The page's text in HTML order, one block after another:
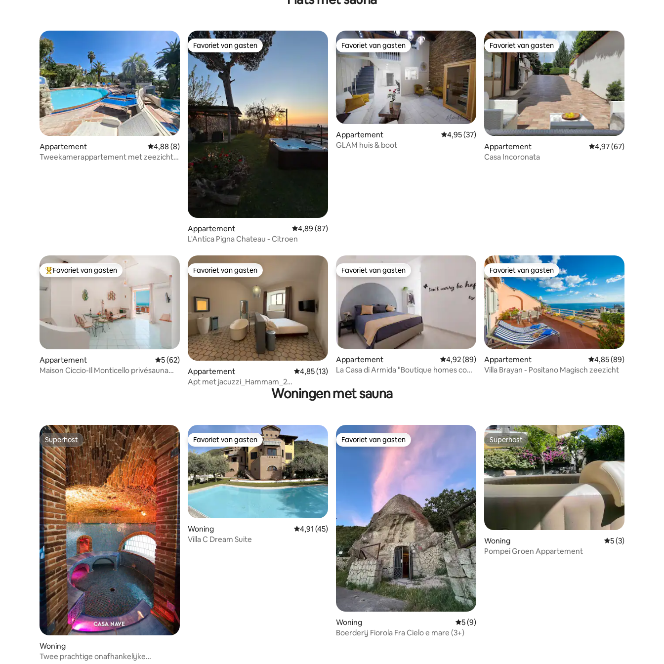
Appartement Gemiddelde beoordeling van 4,88 uit 5, 8 recensies
4,88 (8)
Tweekamerappartement met zeezicht,
Favoriet van gasten
Favoriet van gasten
Appartement Gemiddelde beoordeling van 4,89 uit 5, 87 recensies
4,89 (87)
L'Antica Pigna Chateau - Citroen
Favoriet van gasten
Favoriet van gasten
Appartement Gemiddelde beoordeling van 4,95 uit 5, 37 recensies
4,95 (37)
GLAM huis & boot
Favoriet van gasten
Favoriet van gasten
Appartement Gemiddelde
4,97 (67)
Casa Incoronata
Topfavoriet van gasten
Favoriet van gasten
Appartement Gemiddelde beoordeling van 5 uit 5, 62 recensies
5 (62)
Maison Ciccio-Il Monticello privésauna
Favoriet van gasten
Favoriet van gasten
Appartement Gemiddelde beoordeling van 4,85 uit 5, 13 recensies
4,85 (13)
Apt met jacuzzi_Hammam_2
bth_Kitchn_welkomstdrankje
Favoriet van gasten
Favoriet van gasten
Appartement Gemiddelde beoordeling van 4,92 uit 5, 89 recensies
4,92 (89)
La Casa di Armida "Boutique homes con
Favoriet van gasten
Favoriet van gasten
Appartement Gemiddelde
4,85 (89)
Villa Brayan - Positano Magisch zeezicht
Woningen met sauna
Superhost
Superhost
Woning
Twee prachtige onafhankelijke
Favoriet van gasten
Favoriet van gasten
Woning Gemiddelde beoordeling van 4,91 uit 5, 45 recensies
4,91 (45)
Villa C Dream Suite
Favoriet van gasten
Favoriet van gasten
Woning Gemiddelde beoordeling van 5 uit 5, 9 recensies
5 (9)
Boerderij Fiorola Fra Cielo e mare (3+)
Superhost
Superhost
Woning Gemiddelde
5 (3)
Pompei Groen Appartement